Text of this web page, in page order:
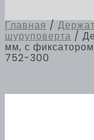
Главная /
шуруповерта /
мм, с
752-300